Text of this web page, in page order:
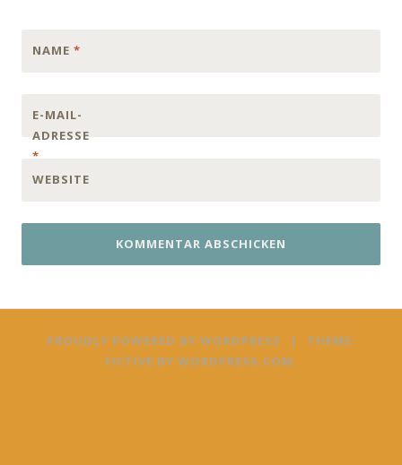
NAME *
E-MAIL-
ADRESSE
*
WEBSITE
PROUDLY POWERED BY WORDPRESS |
THEME:
FICTIVE BY WORDPRESS.COM.